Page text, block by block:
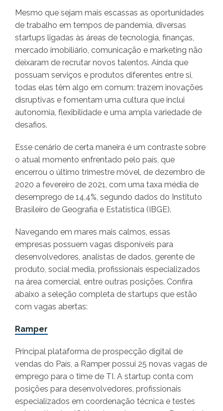
Mesmo que sejam mais escassas as oportunidades
de trabalho em tempos de pandemia, diversas
startups ligadas às áreas de tecnologia, finanças,
mercado imobiliário, comunicação e marketing não
deixaram de recrutar novos talentos. Ainda que
possuam serviços e produtos diferentes entre si,
todas elas têm algo em comum: trazem inovações
disruptivas e fomentam uma cultura que inclui
autonomia, flexibilidade e uma ampla variedade de
desafios.
Esse cenário de certa maneira é um contraste sobre
o atual momento enfrentado pelo país, que
encerrou o último trimestre móvel, de dezembro de
2020 a fevereiro de 2021, com uma taxa média de
desemprego de 14,4%, segundo dados do Instituto
Brasileiro de Geografia e Estatística (IBGE).
Navegando em mares mais calmos, essas
empresas possuem vagas disponíveis para
desenvolvedores, analistas de dados, gerente de
produto, social media, profissionais especializados
na área comercial, entre outras posições. Confira
abaixo a seleção completa de startups que estão
com vagas abertas:
Ramper
Principal plataforma de prospecção digital de
vendas do País, a Ramper possui 25 novas vagas de
emprego para o time de TI. A startup conta com
posições para desenvolvedores, profissionais
especializados em coordenação técnica e testes